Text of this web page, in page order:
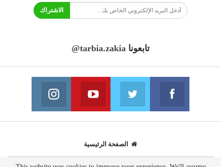
الاشتراك
تابعونا @tarbia.zakia
فايسبوك
انضم الينا انضم الينا
يوتيوب
انضم الينا
الصفحة الرئيسية